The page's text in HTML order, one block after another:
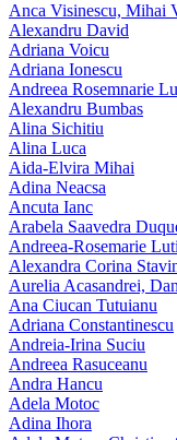
Anca Visinescu, Mihai
Alexandru David
Adriana Voicu
Adriana Ionescu
Andreea Rosemnarie
Alexandru Bumbas
Alina Sichitiu
Alina Luca
Aida-Elvira Mihai
Adina Neacsa
Ancuta Ianc
Arabela Saavedra
Andreea-Rosemarie
Alexandra Corina
Aurelia Acasandrei,
Ana Ciucan Tutuianu
Adriana Constantinescu
Andreia-Irina Suciu
Andreea Rasuceanu
Andra Hancu
Adela Motoc
Adina Ihora